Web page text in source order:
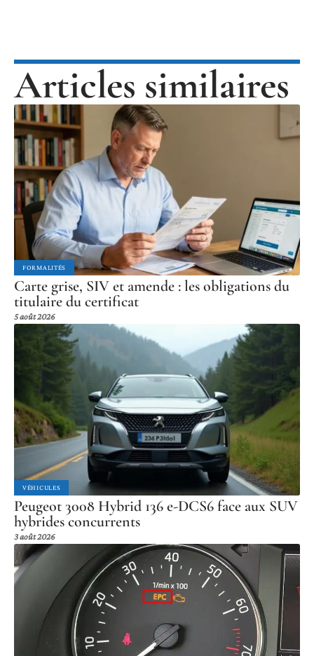
Articles similaires
FORMALITÉS
Carte grise, SIV et amende : les obligations du
titulaire du certificat
5 août 2026
VÉHICULES
Peugeot 3008 Hybrid 136 e-DCS6 face aux SUV
hybrides concurrents
3 août 2026